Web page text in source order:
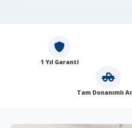
1 Yıl Garanti
Tam Donanımlı